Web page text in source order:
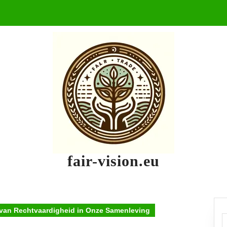
fair-vision.eu
Rechtvaardigheid in Onze Samenleving